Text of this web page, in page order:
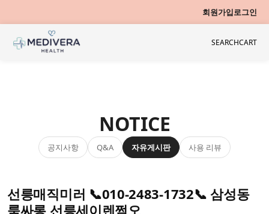
회원가입로그인
SEARCHCART
NOTICE
공지사항 Q&A 자유게시판 사용 리뷰
선릉매직미러 📞010-2483-1732📞 삼성동
룸싸롱 선릉세이렌쩜오